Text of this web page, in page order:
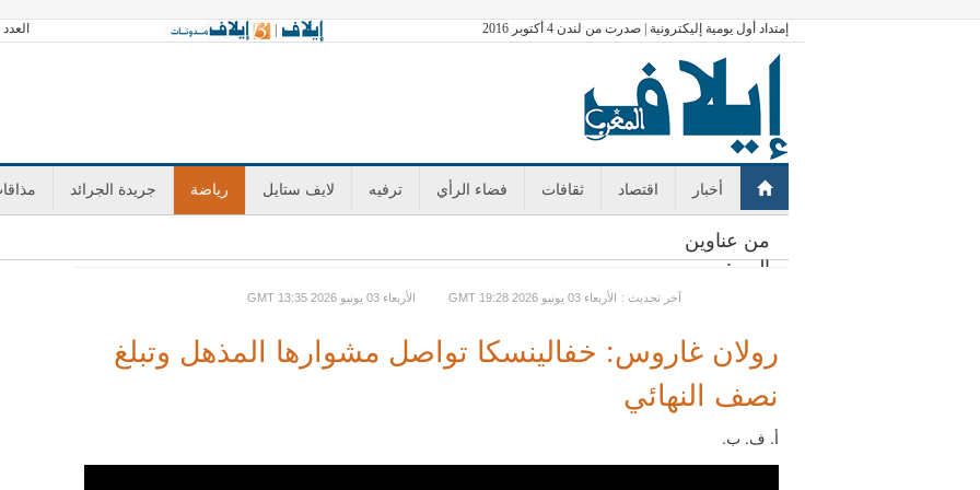
إمتداد أول يومية إليكترونية | صدرت من لندن 4 أكتوبر 2016 العدد 3601 الخميس 06 أغسطس 2026 آخر تحديث GMT 21:41 |
أخبار اقتصاد ثقافات فضاء الرأي ترفيه لايف ستايل رياضة جريدة الجرائد
من عناوين
اليوم:
GMT الأربعاء 03 يونيو 2026 13:35 GMT الأربعاء 03 يونيو 2026 19:28 : آخر تحديث
رولان غاروس: خفالينسكا تواصل مشوارها المذهل وتبلغ
نصف النهائي
أ. ف. ب.